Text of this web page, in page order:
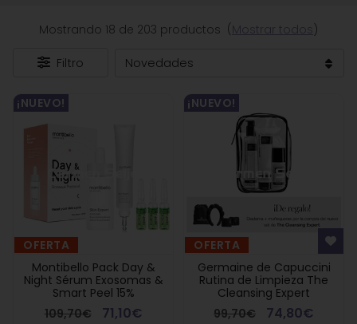
Mostrando 18 de 203 productos (Mostrar todos )
Filtro
OFERTA
¡NUEVO!
Montibello Pack Day &
Night Sérum Exosomas &
Smart Peel 15%
109,70€
71,10€
OFERTA
¡NUEVO!
Germaine de Capuccini
Rutina de Limpieza The
Cleansing Expert
99,70€
74,80€